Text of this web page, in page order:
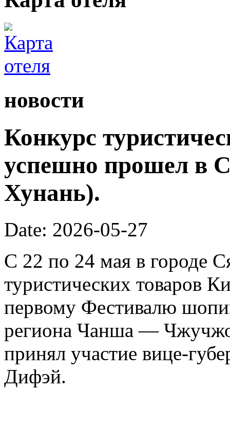
новости
Конкурс
успешно прошел в
Хунань).
Date: 2026-05-27
С 22 по 24 мая в городе
туристических товаров
первому Фестивалю
региона Чанша —
принял участие вице-
Дифэй.